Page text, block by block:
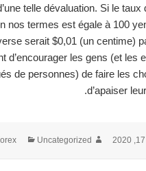
telle dévaluation. Si le taux
nos termes est égale à 100
serait $0,01 (un centime)
d’encourager les gens (et les
de personnes) de faire les
d’apaiser
الكاتب التصنيفات Uncategorized